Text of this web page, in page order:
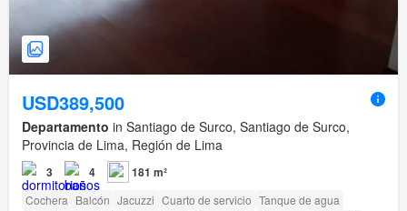
USD389,500
Departamento in Santiago de Surco, Santiago de Surco,
Provincia de Lima, Región de Lima
3 4 181 m²
Cochera Balcón Jacuzzi Cuarto de servicio Tanque de agua